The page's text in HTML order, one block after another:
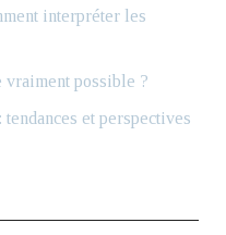
interpréter les
vraiment possible ?
et perspectives